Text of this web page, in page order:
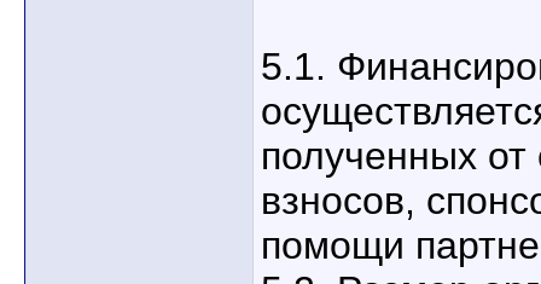
5.1.
полученных
взносов,
помощи